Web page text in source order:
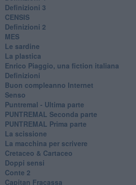
Definizioni 3
CENSIS
​Definizioni 2
MES
Le sardine
La plastica
​Enrico Piaggio, una fiction italiana
Definizioni
​Buon compleanno Internet
Senso
Puntremal - Ultima parte
PUNTREMAL Seconda parte
​PUNTREMAL Prima parte
La scissione
La macchina per scrivere
Cretaceo & Cartaceo
Doppi sensi
​Conte 2
​Capitan Fracassa